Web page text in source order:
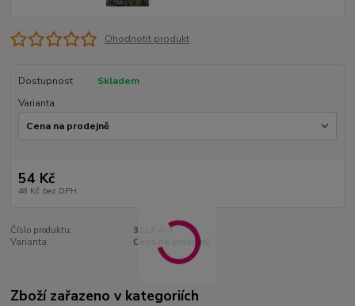
Ohodnotit produkt
Dostupnost
Skladem
Varianta
54 Kč
48 Kč bez DPH
Číslo produktu:
3113 A-3
Varianta:
Cena na prodejně
Zboží zařazeno v kategoriích